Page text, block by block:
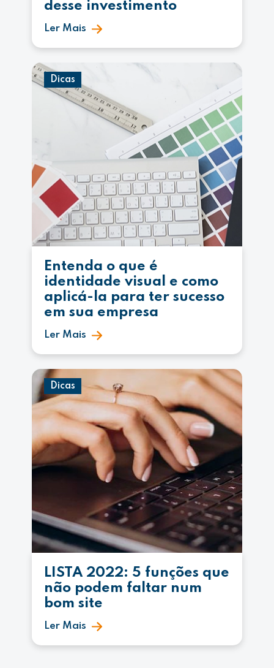
desse investimento
Ler Mais
Dicas
Entenda o que é
identidade visual e como
aplicá-la para ter sucesso
em sua empresa
Ler Mais
Dicas
LISTA 2022: 5 funções que
não podem faltar num
bom site
Ler Mais